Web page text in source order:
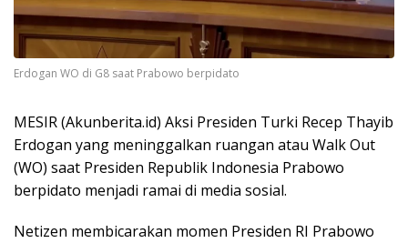
Erdogan WO di G8 saat Prabowo berpidato
MESIR (Akunberita.id) Aksi Presiden Turki Recep Thayib
Erdogan yang meninggalkan ruangan atau Walk Out
(WO) saat Presiden Republik Indonesia Prabowo
berpidato menjadi ramai di media sosial.
Netizen membicarakan momen Presiden RI Prabowo